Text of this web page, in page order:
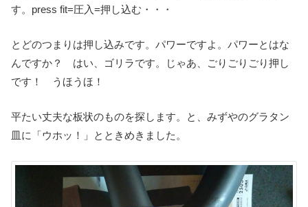
す。press fit=圧入=押し込む・・・
とどのつまりは押し込みです。パワーですよ。パワーとはな
んですか？ はい、ゴリラです。じゃあ、ごりごりごり押し
です！ うほうほ！
平たい丈夫な板状のものを探します。と、みずやのグラタン
皿に「ウホッ！」とときめきました。